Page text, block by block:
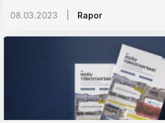
08.03.2023 Rapor